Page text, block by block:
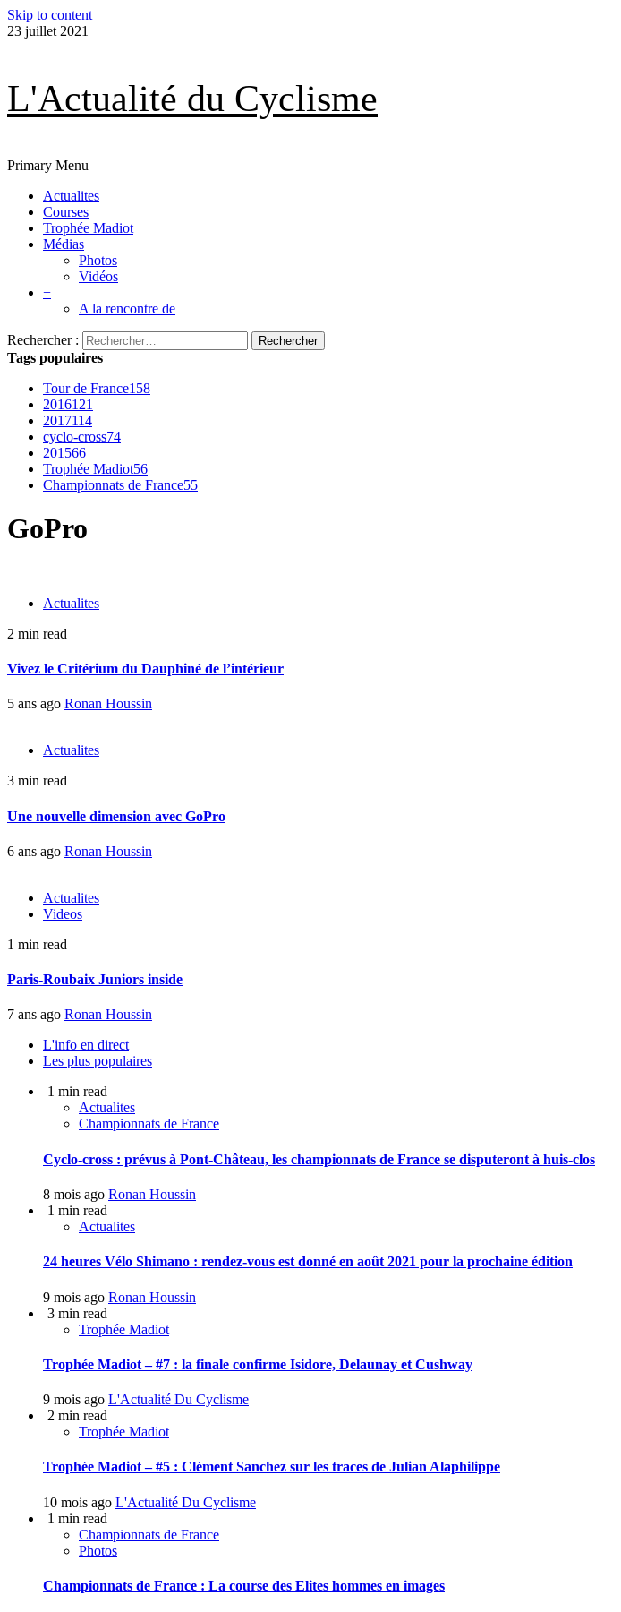
Skip to content
23 juillet 2021
L'Actualité du Cyclisme
Primary Menu
Actualites
Courses
Trophée Madiot
Médias
Photos
Vidéos
+
A la rencontre de
Rechercher :
Tags populaires
Tour de France158
2016121
2017114
cyclo-cross74
201566
Trophée Madiot56
Championnats de France55
GoPro
Actualites
2 min read
Vivez le Critérium du Dauphiné de l’intérieur
5 ans ago Ronan Houssin
Actualites
3 min read
Une nouvelle dimension avec GoPro
6 ans ago Ronan Houssin
Actualites
Videos
1 min read
Paris-Roubaix Juniors inside
7 ans ago Ronan Houssin
L'info en direct
Les plus populaires
1 min read
Actualites
Championnats de France
Cyclo-cross : prévus à Pont-Château, les championnats de France se disputeront à huis-clos
8 mois ago Ronan Houssin
1 min read
Actualites
24 heures Vélo Shimano : rendez-vous est donné en août 2021 pour la prochaine édition
9 mois ago Ronan Houssin
3 min read
Trophée Madiot
Trophée Madiot – #7 : la finale confirme Isidore, Delaunay et Cushway
9 mois ago L'Actualité Du Cyclisme
2 min read
Trophée Madiot
Trophée Madiot – #5 : Clément Sanchez sur les traces de Julian Alaphilippe
10 mois ago L'Actualité Du Cyclisme
1 min read
Championnats de France
Photos
Championnats de France : La course des Elites hommes en images